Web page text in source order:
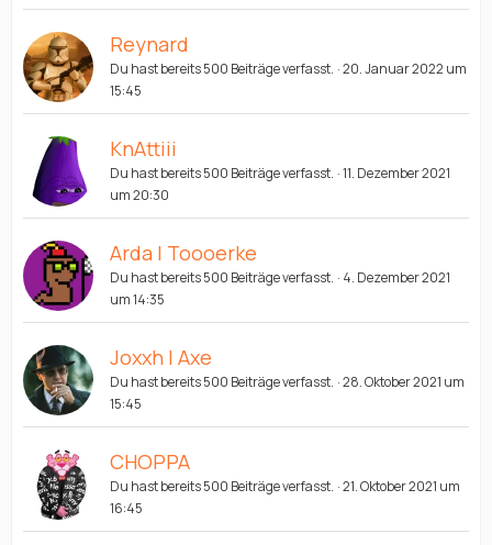
Reynard
Du hast bereits 500 Beiträge verfasst. 20. Januar 2022 um
15:45
KnAttiii
Du hast bereits 500 Beiträge verfasst. 11. Dezember 2021
um 20:30
Arda | Toooerke
Du hast bereits 500 Beiträge verfasst. 4. Dezember 2021
um 14:35
Joxxh | Axe
Du hast bereits 500 Beiträge verfasst. 28. Oktober 2021 um
15:45
CHOPPA
Du hast bereits 500 Beiträge verfasst. 21. Oktober 2021 um
16:45